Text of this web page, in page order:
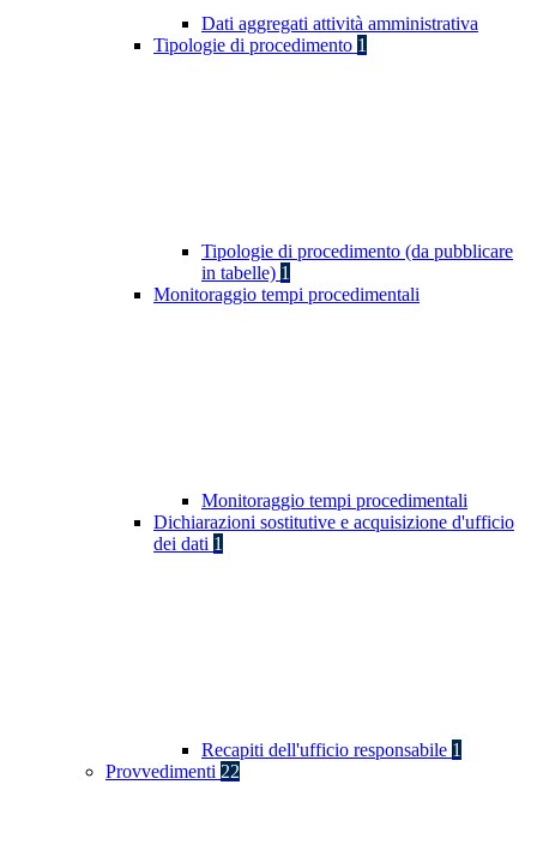
Dati aggregati attività amministrativa
Tipologie di procedimento 1
Tipologie di procedimento (da pubblicare
in tabelle) 1
Monitoraggio tempi procedimentali
Monitoraggio tempi procedimentali
Dichiarazioni sostitutive e acquisizione d'ufficio
dei dati 1
Recapiti dell'ufficio responsabile 1
Provvedimenti 22